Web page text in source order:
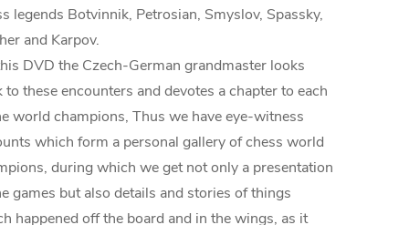
legends Botvinnik, Petrosian, Smyslov, Spassky,
and Karpov.
DVD the Czech-German grandmaster looks
to these encounters and devotes a chapter to each
world champions, Thus we have eye-witness
which form a personal gallery of chess world
during which we get not only a presentation
games but also details and stories of things
happened off the board and in the wings, as it